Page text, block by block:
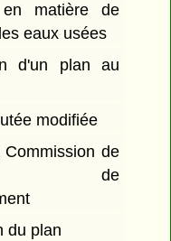
en matière de
eaux usées
d'un plan au
modifiée
de
de
du plan